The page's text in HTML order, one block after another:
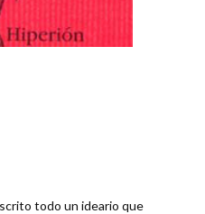
todo un ideario que